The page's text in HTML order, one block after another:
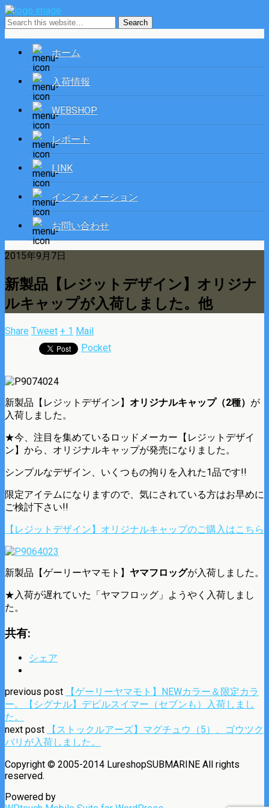
ホーム
入荷情報
WEBSHOP
レポート
LINK
インフォメーション
お問い合わせ
2015年9月7日
新製品【レジットデザイン】オリジナ
ルキャップが入荷しました。他
Share Tweet + 1 Mail
Pocket
新製品【レジットデザイン】 オリジナルキャップ（2種） が
入荷しました。
★今、注目を集めているロッドメーカー【レジットデザイ
ン】から、オリジナルキャップが発売になりました。
シンプルなデザイン、いくつもの拘りを入れた1品です!!
限定アイテムになりますので、気にされている方はお早めに
ご検討下さい!!
【レジットデザイン】オリジナルキャップのご購入はこちら
新製品【ゲーリーヤマモト】 ヤマフロッグが入荷しました。
★入荷が遅れていた「ヤマフロッグ」ようやく入荷しまし
た。
共有:
シェア
previous post
【ゲーリーヤマモト】NEWカラー＆限定カラ
ー。【シグナル】デビルスイマー（セブンも）入荷しまし
た。
next post
【ストックルアーズ】マグチュウ（5）、ゴウツク
バリが入荷しました。
Copyright © 2005-2014 LureshopSUBMARINE All rights
reserved.
Powered by